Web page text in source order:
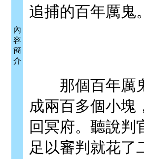
內
容
簡
介
追捕的百年厲鬼
那個百年厲
成兩百多個小塊
回冥府。聽說判
足以審判就花了